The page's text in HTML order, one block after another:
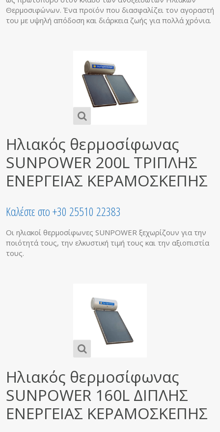
Θερμοσιφώνων. Ένα προϊόν που διασφαλίζει τον αγοραστή
του με υψηλή απόδοση και διάρκεια ζωής για πολλά χρόνια.
Ηλιακός θερμοσίφωνας
SUNPOWER 200L ΤΡΙΠΛΗΣ
ΕΝΕΡΓΕΙΑΣ ΚΕΡΑΜΟΣΚΕΠΗΣ
Καλέστε στο +30 25510 22383
Οι ηλιακοί θερμοσίφωνες SUNPOWER ξεχωρίζουν για την
ποιότητά τους, την ελκυστική τιμή τους και την αξιοπιστία
τους.
Ηλιακός θερμοσίφωνας
SUNPOWER 160L ΔΙΠΛΗΣ
ΕΝΕΡΓΕΙΑΣ ΚΕΡΑΜΟΣΚΕΠΗΣ